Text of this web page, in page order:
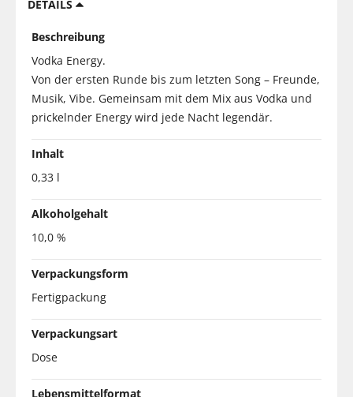
DETAILS
Beschreibung
Vodka Energy.
Von der ersten Runde bis zum letzten Song – Freunde,
Musik, Vibe. Gemeinsam mit dem Mix aus Vodka und
prickelnder Energy wird jede Nacht legendär.
Inhalt
0,33 l
Alkoholgehalt
10,0 %
Verpackungsform
Fertigpackung
Verpackungsart
Dose
Lebensmittelformat